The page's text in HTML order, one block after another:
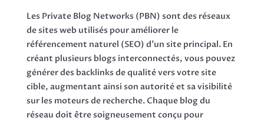
Les Private Blog Networks (PBN) sont des réseaux
de sites web utilisés pour améliorer le
référencement naturel (SEO) d’un site principal. En
créant plusieurs blogs interconnectés, vous pouvez
générer des backlinks de qualité vers votre site
cible, augmentant ainsi son autorité et sa visibilité
sur les moteurs de recherche. Chaque blog du
réseau doit être soigneusement conçu pour